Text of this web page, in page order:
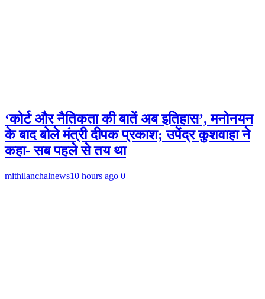
‘कोर्ट और नैतिकता की बातें अब इतिहास’, मनोनयन
के बाद बोले मंत्री दीपक प्रकाश; उपेंद्र कुशवाहा ने
कहा- सब पहले से तय था
mithilanchalnews10 hours ago 0